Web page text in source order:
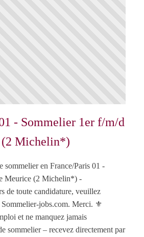
- Sommelier 1er f/m/d
Michelin*)
sommelier en France/Paris 01 -
Meurice (2 Michelin*) -
de toute candidature, veuillez
Sommelier-jobs.com. Merci. ⚜️
et ne manquez jamais
sommelier – recevez directement par